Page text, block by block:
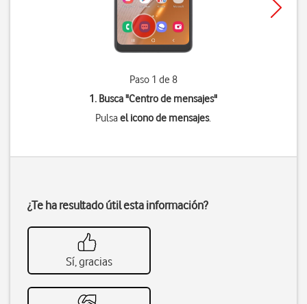
Paso 1 de 8
1. Busca "Centro de mensajes"
Pulsael icono de mensajes.
¿Te ha resultado útil esta información?
Sí, gracias